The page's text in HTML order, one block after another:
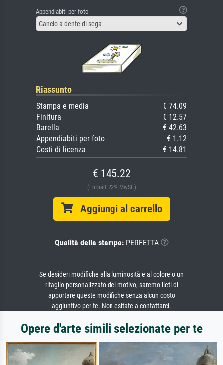
Appendiabiti per foto
Gancio a dente di sega
Riassunto
Stampa e media
€ 74.09
Finitura
€ 12.57
Barella
€ 42.63
Appendiabiti per foto
€ 1.12
Costi di licenza
€ 14.81
€ 145.22
(Enthält 22% MwSt.)
Aggiungi al carrello
Qualità della stampa:PERFETTA
Se desideri modifiche alla luminosità e al colore o un
ritaglio personalizzato del motivo, saremo lieti di
apportare queste modifiche senza alcun costo
aggiuntivo per te. Non esitate a contattarci.
Opere d'arte simili selezionate per te